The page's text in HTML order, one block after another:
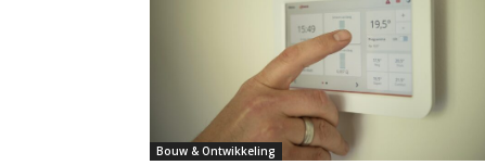
Bouw & Ontwikkeling